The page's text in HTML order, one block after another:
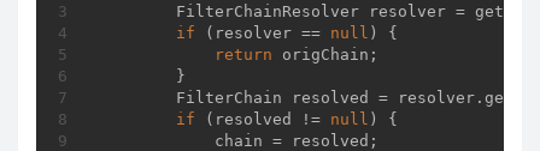
FilterChainResolver resolver =
if (resolver == null ) {
return origChain;
        }
FilterChain resolved =
if (resolved != null ) {
            chain = resolved;